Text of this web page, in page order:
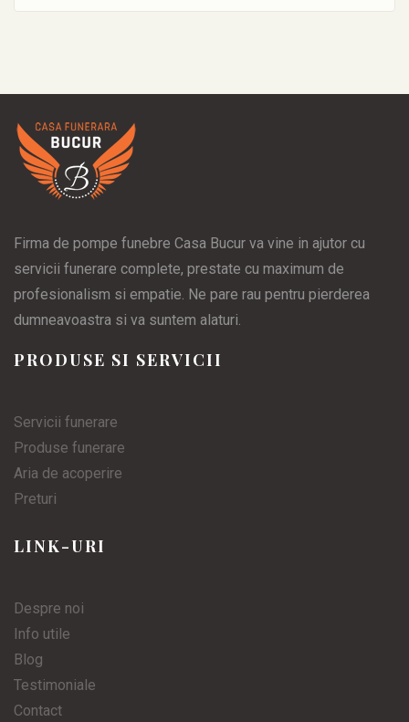
Firma de pompe funebre Casa Bucur va vine in ajutor cu
servicii funerare complete, prestate cu maximum de
profesionalism si empatie. Ne pare rau pentru pierderea
dumneavoastra si va suntem alaturi.
PRODUSE SI SERVICII
Servicii funerare
Produse funerare
Aria de acoperire
Preturi
LINK-URI
Despre noi
Info utile
Blog
Testimoniale
Contact